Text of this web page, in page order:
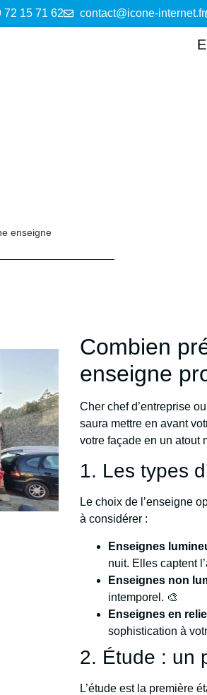
72 15 71 62 contact@icone-internet.fr
enseigne
Combien
enseigne
Cher chef d’entreprise
saura mettre en avant
votre façade en un atout
1. Les types
Le choix de l’enseigne
à considérer :
Enseignes
nuit. Elles captent
Enseignes non
intemporel. 🎨
Enseignes en
sophistication à
2. Étude : un
L’étude est la première